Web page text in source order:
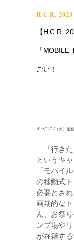
H.C.R. 2023
【H.C.R.
「MOBILE
ごい！
2023/10/17（火）配信
「行きた
というキ
「モバイ
の移動式
必要とさ
画期的な
ん、お祭
ンプ場や
が在籍す